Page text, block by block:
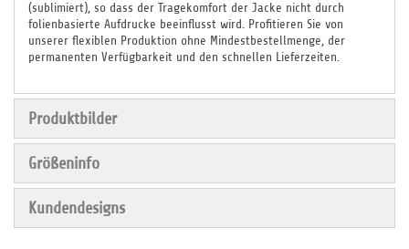
(sublimiert), so dass der Tragekomfort der Jacke nicht durch
folienbasierte Aufdrucke beeinflusst wird. Profitieren Sie von
unserer flexiblen Produktion ohne Mindestbestellmenge, der
permanenten Verfügbarkeit und den schnellen Lieferzeiten.
Produktbilder
Größeninfo
Kundendesigns